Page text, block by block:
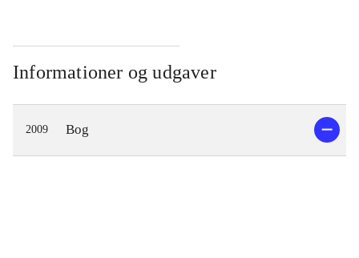
Informationer og udgaver
2009 Bog